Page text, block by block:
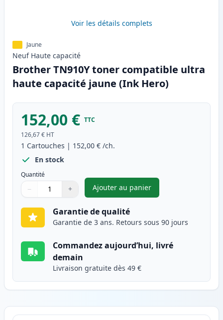
Voir les détails complets
Jaune
Neuf Haute capacité
Brother TN910Y toner compatible ultra
haute capacité jaune (Ink Hero)
152,00 € TTC
126,67 € HT
1 Cartouches | 152,00 € /ch.
En stock
Quantité
Quantité
Utilisez les boutons pour ajuster
− +
Quantité
Ajouter au panier
,Brother TN910Y toner
Garantie de qualité
Garantie de 3 ans. Retours sous 90 jours
Commandez aujourd’hui, livré
demain
Livraison gratuite dès 49 €